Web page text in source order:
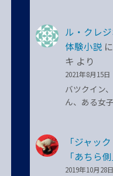
ル・クレ
体験小説 に
キ より
2021年8月15日
バツクイン
ん、ある女
「ジャッ
「あちら側
2019年10月28日